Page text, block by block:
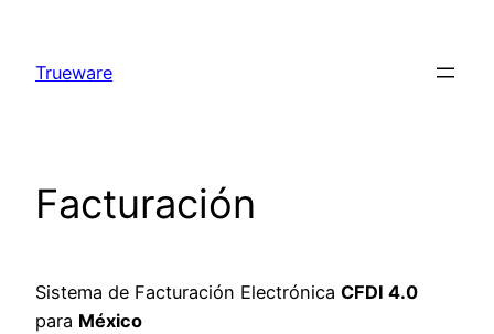
contenido
Trueware
Facturación
Sistema de Facturación Electrónica CFDI 4.0
para México